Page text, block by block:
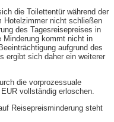
die Toilettentür während der
Hotelzimmer nicht schließen
des Tagesreisepreises in
Minderung kommt nicht in
aufgrund des
ergibt sich daher ein weiterer
die vorprozessuale
vollständig erloschen.
Reisepreisminderung steht